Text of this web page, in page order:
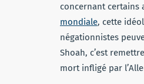
concernant certains
mondiale, cette
négationnistes
Shoah, c’est
mort infligé par